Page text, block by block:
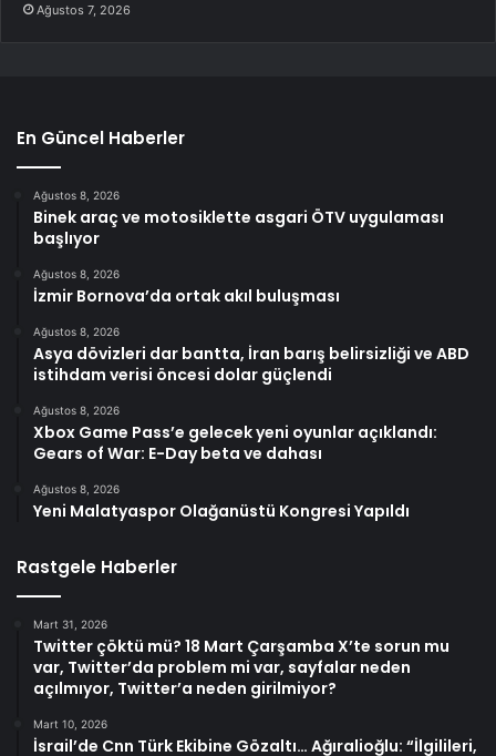
Ağustos 7, 2026
En Güncel Haberler
Ağustos 8, 2026
Binek araç ve motosiklette asgari ÖTV uygulaması
başlıyor
Ağustos 8, 2026
İzmir Bornova’da ortak akıl buluşması
Ağustos 8, 2026
Asya dövizleri dar bantta, İran barış belirsizliği ve ABD
istihdam verisi öncesi dolar güçlendi
Ağustos 8, 2026
Xbox Game Pass’e gelecek yeni oyunlar açıklandı:
Gears of War: E-Day beta ve dahası
Ağustos 8, 2026
Yeni Malatyaspor Olağanüstü Kongresi Yapıldı
Rastgele Haberler
Mart 31, 2026
Twitter çöktü mü? 18 Mart Çarşamba X’te sorun mu
var, Twitter’da problem mi var, sayfalar neden
açılmıyor, Twitter’a neden girilmiyor?
Mart 10, 2026
İsrail’de Cnn Türk Ekibine Gözaltı… Ağıralioğlu: “İlgilileri,